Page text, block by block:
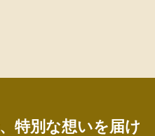
特別な想いを届け